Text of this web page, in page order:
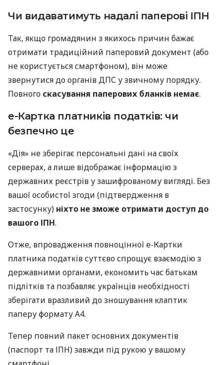
Чи видаватимуть надалі паперові ІПН
Так, якщо громадянин з якихось причин бажає
отримати традиційний паперовий документ (або
не користується смартфоном), він може
звернутися до органів ДПС у звичному порядку.
Повного скасування паперових бланків немає.
е-Картка платників податків: чи
безпечно це
«Дія» не зберігає персональні дані на своїх
серверах, а лише відображає інформацію з
державних реєстрів у зашифрованому вигляді. Без
вашої особистої згоди (підтвердження в
застосунку) ніхто не зможе отримати доступ до
вашого ІПН.
Отже, впровадження повноцінної е-Картки
платника податків суттєво спрощує взаємодію з
державними органами, економить час батькам
підлітків та позбавляє українців необхідності
зберігати вразливий до зношування клаптик
паперу формату А4.
Тепер повний пакет основних документів
(паспорт та ІПН) завжди під рукою у вашому